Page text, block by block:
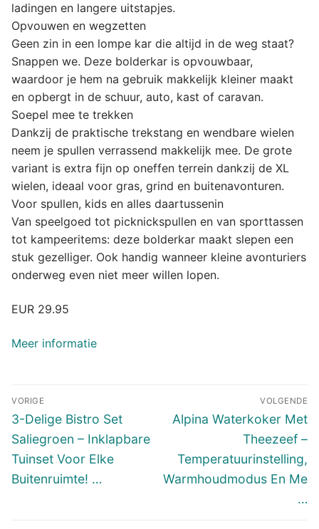
ladingen en langere uitstapjes.
Opvouwen en wegzetten
Geen zin in een lompe kar die altijd in de weg staat?
Snappen we. Deze bolderkar is opvouwbaar,
waardoor je hem na gebruik makkelijk kleiner maakt
en opbergt in de schuur, auto, kast of caravan.
Soepel mee te trekken
Dankzij de praktische trekstang en wendbare wielen
neem je spullen verrassend makkelijk mee. De grote
variant is extra fijn op oneffen terrein dankzij de XL
wielen, ideaal voor gras, grind en buitenavonturen.
Voor spullen, kids en alles daartussenin
Van speelgoed tot picknickspullen en van sporttassen
tot kampeeritems: deze bolderkar maakt slepen een
stuk gezelliger. Ook handig wanneer kleine avonturiers
onderweg even niet meer willen lopen.
EUR 29.95
Meer informatie
Bericht
navigatie
VORIGE
Vorig
bericht:
3-Delige Bistro Set
Saliegroen – Inklapbare
Tuinset Voor Elke
Buitenruimte! …
VOLGENDE
Volgend
Alpina Waterkoker Met
Theezeef –
Temperatuurinstelling,
Warmhoudmodus En Me
…